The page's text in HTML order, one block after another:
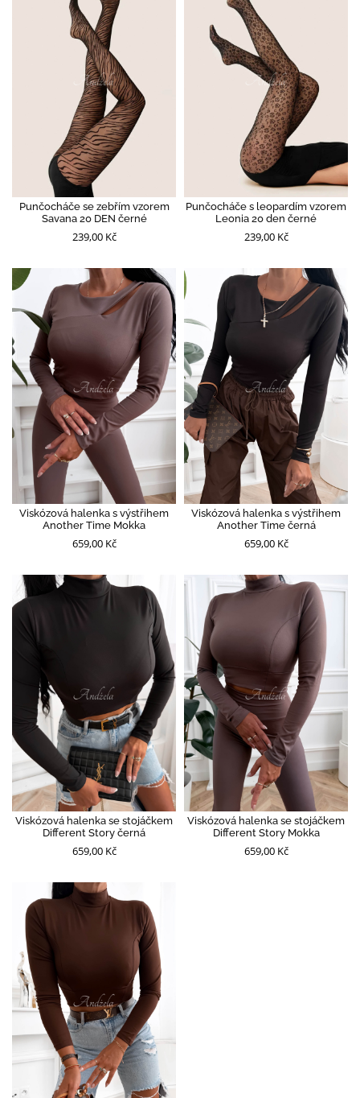
Punčocháče se zebřím vzorem
Savana 20 DEN černé
239,00 Kč
Punčocháče s leopardím vzorem
Leonia 20 den černé
239,00 Kč
Viskózová halenka s výstřihem
Another Time Mokka
659,00 Kč
Viskózová halenka s výstřihem
Another Time černá
659,00 Kč
Viskózová halenka se stojáčkem
Different Story černá
659,00 Kč
Viskózová halenka se stojáčkem
Different Story Mokka
659,00 Kč